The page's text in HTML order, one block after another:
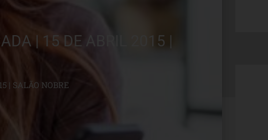
| 15 DE ABRIL 2015 |
| SALÃO NOBRE